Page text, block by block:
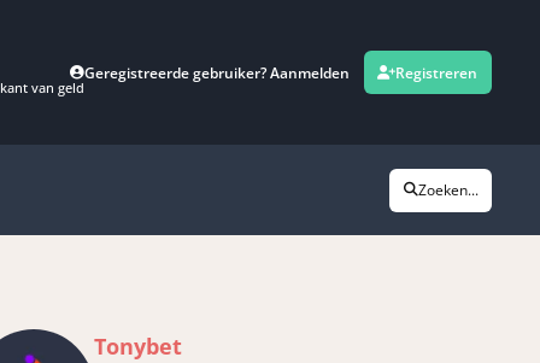
van geld
Geregistreerde gebruiker? Aanmelden Registreren
Zoeken...
Tonybet